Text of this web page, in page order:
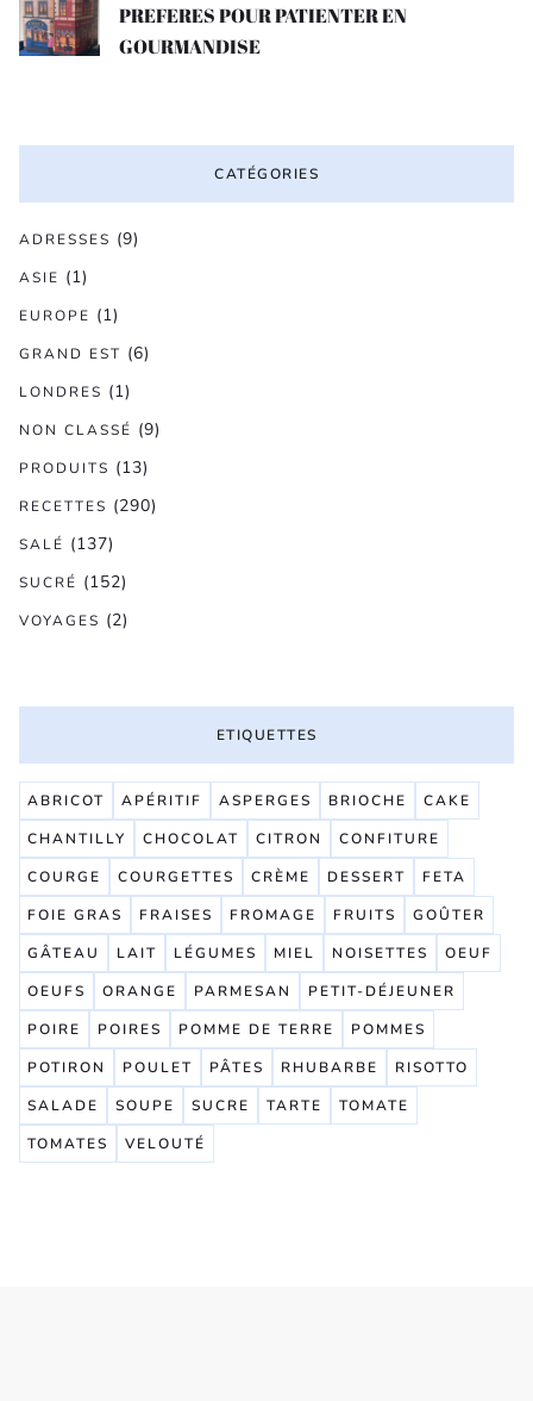
PREFERES POUR PATIENTER EN
GOURMANDISE
CATÉGORIES
ADRESSES (9)
ASIE (1)
EUROPE (1)
GRAND EST (6)
LONDRES (1)
NON CLASSÉ (9)
PRODUITS (13)
RECETTES (290)
SALÉ (137)
SUCRÉ (152)
VOYAGES (2)
ETIQUETTES
ABRICOT APÉRITIF ASPERGES BRIOCHE
CAKE
CHANTILLY
CHOCOLAT CITRON
CONFITURE
COURGE
COURGETTES CRÈME DESSERT
FETA
FOIE GRAS
FRAISES FROMAGE FRUITS
GOÛTER
GÂTEAU
LAIT LÉGUMES MIEL NOISETTES
OEUF
OEUFS
ORANGE PARMESAN
PETIT-DÉJEUNER
POIRE
POIRES POMME DE TERRE
POMMES
POTIRON
POULET PÂTES RHUBARBE
RISOTTO
SALADE
SOUPE SUCRE TARTE
TOMATE
TOMATES
VELOUTÉ